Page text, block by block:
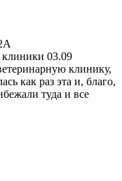
03.09
клинику,
как раз эта и, благо,
туда и все